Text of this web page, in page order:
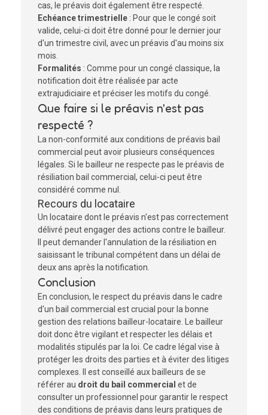
cas, le préavis doit également être respecté.
Echéance trimestrielle : Pour que le congé soit
valide, celui-ci doit être donné pour le dernier jour
d'un trimestre civil, avec un préavis d'au moins six
mois.
Formalités : Comme pour un congé classique, la
notification doit être réalisée par acte
extrajudiciaire et préciser les motifs du congé.
Que faire si le préavis n'est pas
respecté ?
La non-conformité aux conditions de préavis bail
commercial peut avoir plusieurs conséquences
légales. Si le bailleur ne respecte pas le préavis de
résiliation bail commercial, celui-ci peut être
considéré comme nul.
Recours du locataire
Un locataire dont le préavis n'est pas correctement
délivré peut engager des actions contre le bailleur.
Il peut demander l'annulation de la résiliation en
saisissant le tribunal compétent dans un délai de
deux ans après la notification.
Conclusion
En conclusion, le respect du préavis dans le cadre
d'un bail commercial est crucial pour la bonne
gestion des relations bailleur-locataire. Le bailleur
doit donc être vigilant et respecter les délais et
modalités stipulés par la loi. Ce cadre légal vise à
protéger les droits des parties et à éviter des litiges
complexes. Il est conseillé aux bailleurs de se
référer au droit du bail commercial et de
consulter un professionnel pour garantir le respect
des conditions de préavis dans leurs pratiques de